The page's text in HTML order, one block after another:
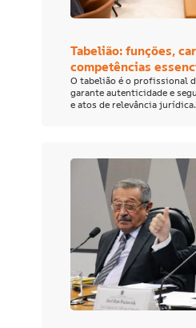
Tabelião: funções,
competências
O tabelião é o profissional
garante autenticidade e
e atos de relevância